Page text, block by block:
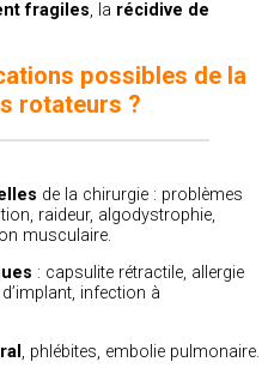
fragiles, la récidive de
possibles de la
rotateurs ?
de la chirurgie : problèmes
raideur, algodystrophie,
musculaire.
: capsulite rétractile, allergie
infection à
, phlébites, embolie pulmonaire.